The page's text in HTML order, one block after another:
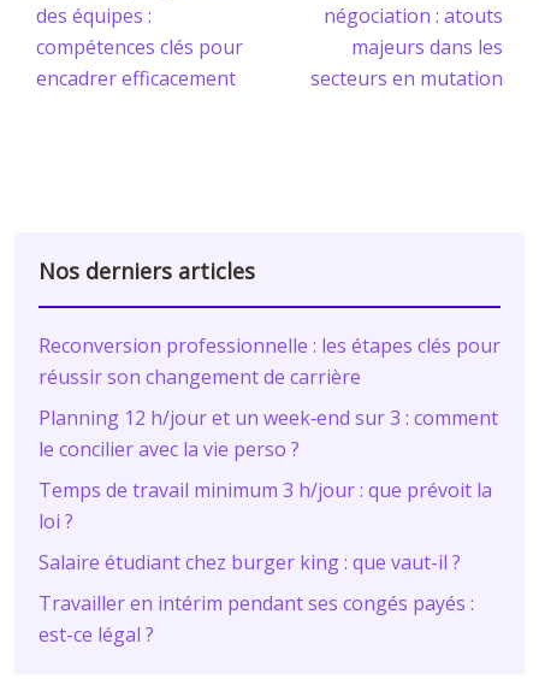
des équipes :
compétences clés pour
encadrer efficacement
négociation : atouts
majeurs dans les
secteurs en mutation
Nos derniers articles
Reconversion professionnelle : les étapes clés pour
réussir son changement de carrière
Planning 12 h/jour et un week‑end sur 3 : comment
le concilier avec la vie perso ?
Temps de travail minimum 3 h/jour : que prévoit la
loi ?
Salaire étudiant chez burger king : que vaut-il ?
Travailler en intérim pendant ses congés payés :
est-ce légal ?